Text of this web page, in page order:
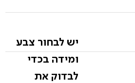
יש לבחור צבע
ומידה בכדי
לבדוק את